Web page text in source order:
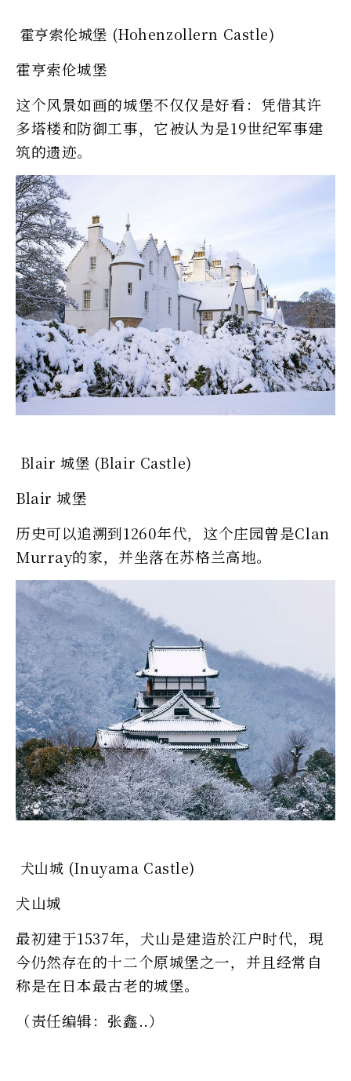
霍亨索伦城堡 (Hohenzollern Castle)
霍亨索伦城堡
这个风景如画的城堡不仅仅是好看：凭借其许
多塔楼和防御工事，它被认为是19世纪军事建
筑的遗迹。
Blair 城堡 (Blair Castle)
Blair 城堡
历史可以追溯到1260年代，这个庄园曾是Clan
Murray的家，并坐落在苏格兰高地。
犬山城 (Inuyama Castle)
犬山城
最初建于1537年，犬山是建造於江户时代，現
今仍然存在的十二个原城堡之一，并且经常自
称是在日本最古老的城堡。
（责任编辑：张鑫..）